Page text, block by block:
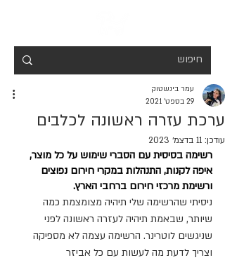
ערכת עזרה ראשונה לכלבים
עמר בינשטוק
29 בספט׳ 2021
עודכן: 11 בדצמ׳ 2023
רשימה בסיסית עם הסברי שימוש על כל מוצר,
איפה לקנות, התנהלות במקרי חירום נפוצים
ורשימת מרכזי חירום ברחבי הארץ.
ניסיתי שהרשימה שלי תיהיה מצומצמת כמה
שיותר, שבאמת תיהיה לעזרה ראשונה לפני
שניגשים לוטרינר. הרשימה עצמה לא מספיקה
וצריך לדעת מה לעשות עם כל אביזר